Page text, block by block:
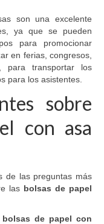
son una excelente
ya que se pueden
para promocionar
en ferias, congresos,
para transportar los
para los asistentes.
sobre
con asa
de las preguntas más
las bolsas de papel
bolsas de papel con